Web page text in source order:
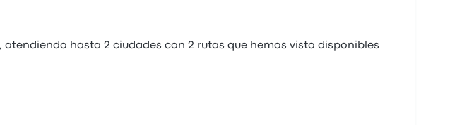
atendiendo hasta 2 ciudades con 2 rutas que hemos visto disponibles